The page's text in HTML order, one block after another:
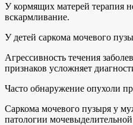
У кормящих матерей терапия
вскармливание.
У детей саркома мочевого
Агрессивность течения
признаков усложняет
Часто обнаружение опухоли
Саркома мочевого пузыря у
патологии